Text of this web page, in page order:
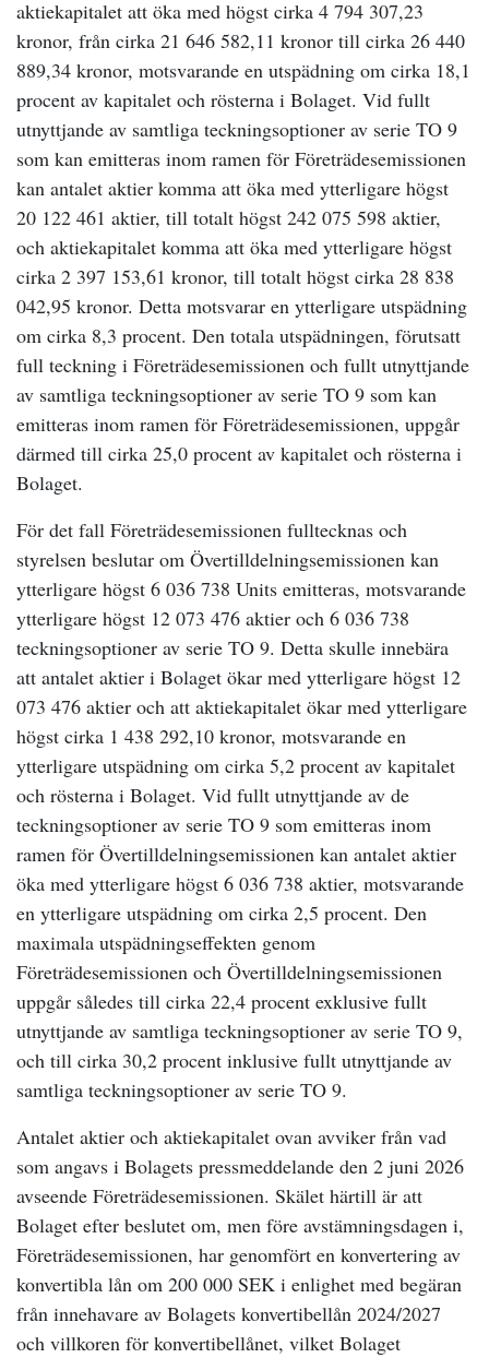
aktiekapitalet att öka med högst cirka 4 794 307,23
kronor, från cirka 21 646 582,11 kronor till cirka 26 440
889,34 kronor, motsvarande en utspädning om cirka 18,1
procent av kapitalet och rösterna i Bolaget. Vid fullt
utnyttjande av samtliga teckningsoptioner av serie TO 9
som kan emitteras inom ramen för Företrädesemissionen
kan antalet aktier komma att öka med ytterligare högst
20 122 461 aktier, till totalt högst 242 075 598 aktier,
och aktiekapitalet komma att öka med ytterligare högst
cirka 2 397 153,61 kronor, till totalt högst cirka 28 838
042,95 kronor. Detta motsvarar en ytterligare utspädning
om cirka 8,3 procent. Den totala utspädningen, förutsatt
full teckning i Företrädesemissionen och fullt utnyttjande
av samtliga teckningsoptioner av serie TO 9 som kan
emitteras inom ramen för Företrädesemissionen, uppgår
därmed till cirka 25,0 procent av kapitalet och rösterna i
Bolaget.
För det fall Företrädesemissionen fulltecknas och
styrelsen beslutar om Övertilldelningsemissionen kan
ytterligare högst 6 036 738 Units emitteras, motsvarande
ytterligare högst 12 073 476 aktier och 6 036 738
teckningsoptioner av serie TO 9. Detta skulle innebära
att antalet aktier i Bolaget ökar med ytterligare högst 12
073 476 aktier och att aktiekapitalet ökar med ytterligare
högst cirka 1 438 292,10 kronor, motsvarande en
ytterligare utspädning om cirka 5,2 procent av kapitalet
och rösterna i Bolaget. Vid fullt utnyttjande av de
teckningsoptioner av serie TO 9 som emitteras inom
ramen för Övertilldelningsemissionen kan antalet aktier
öka med ytterligare högst 6 036 738 aktier, motsvarande
en ytterligare utspädning om cirka 2,5 procent. Den
maximala utspädningseffekten genom
Företrädesemissionen och Övertilldelningsemissionen
uppgår således till cirka 22,4 procent exklusive fullt
utnyttjande av samtliga teckningsoptioner av serie TO 9,
och till cirka 30,2 procent inklusive fullt utnyttjande av
samtliga teckningsoptioner av serie TO 9.
Antalet aktier och aktiekapitalet ovan avviker från vad
som angavs i Bolagets pressmeddelande den 2 juni 2026
avseende Företrädesemissionen. Skälet härtill är att
Bolaget efter beslutet om, men före avstämningsdagen i,
Företrädesemissionen, har genomfört en konvertering av
konvertibla lån om 200 000 SEK i enlighet med begäran
från innehavare av Bolagets konvertibellån 2024/2027
och villkoren för konvertibellånet, vilket Bolaget